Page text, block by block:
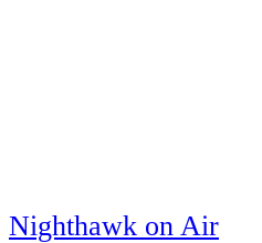
Nighthawk on Air